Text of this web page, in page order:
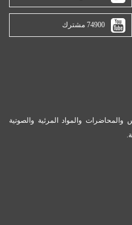
74900 مشترك
والمحاضرات والمواد المرئية والصوتية